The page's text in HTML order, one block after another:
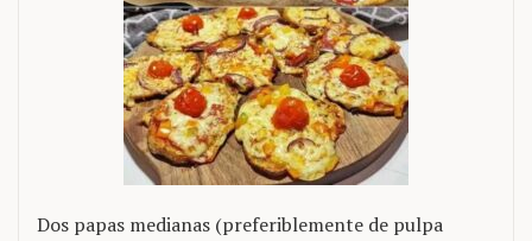
Dos papas medianas (preferiblemente de pulpa